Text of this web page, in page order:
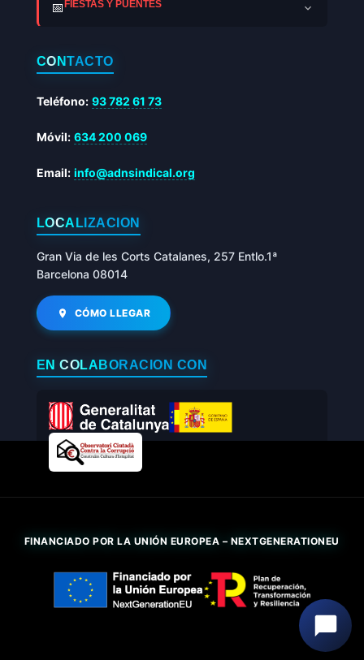
📅FIESTAS Y PUENTES
CONTACTO
Teléfono: 93 782 61 73
Móvil: 634 200 069
Email: info@adnsindical.org
LOCALIZACIÓN
Gran Via de les Corts Catalanes, 257 Entlo.1ª
Barcelona 08014
CÓMO LLEGAR
EN COLABORACIÓN CON
FINANCIADO POR LA UNIÓN EUROPEA – NEXTGENERATIONEU